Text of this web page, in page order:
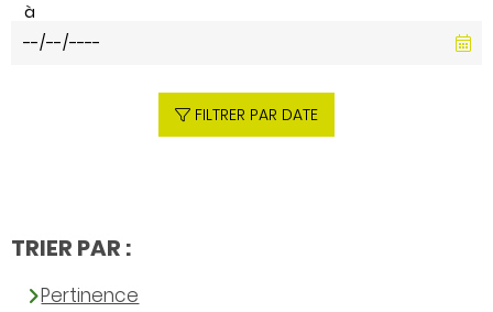
à
FILTRER PAR DATE
TRIER PAR :
Pertinence